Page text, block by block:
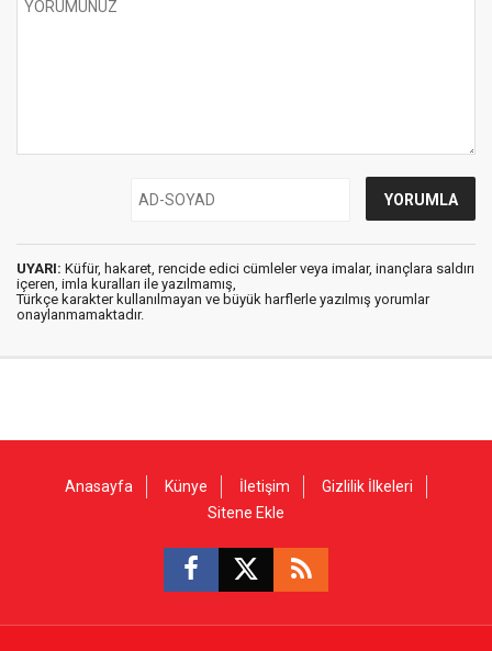
UYARI: Küfür, hakaret, rencide edici cümleler veya imalar, inançlara saldırı
içeren, imla kuralları ile yazılmamış,
Türkçe karakter kullanılmayan ve büyük harflerle yazılmış yorumlar
onaylanmamaktadır.
Anasayfa Künye İletişim
Gizlilik İlkeleri
Sitene Ekle